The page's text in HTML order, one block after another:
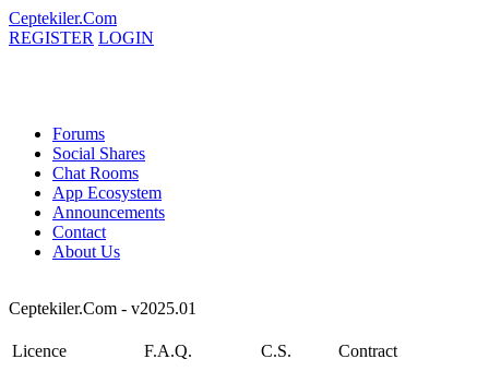
Ceptekiler.Com
REGISTER LOGIN
Forums
Social Shares
Chat Rooms
App Ecosystem
Announcements
Contact
About Us
Ceptekiler.Com - v2025.01
Licence F.A.Q. C.S. Contract